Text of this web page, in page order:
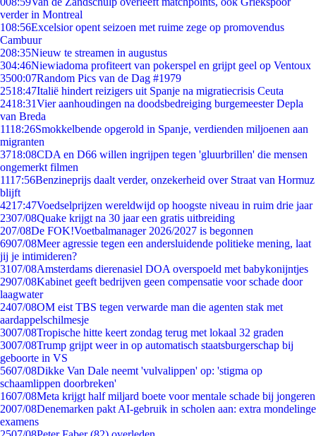
verder in Montreal
108:56Excelsior opent seizoen met ruime zege op promovendus
Cambuur
208:35Nieuw te streamen in augustus
304:46Niewiadoma profiteert van pokerspel en grijpt geel op Ventoux
3500:07Random Pics van de Dag #1979
2518:47Italië hindert reizigers uit Spanje na migratiecrisis Ceuta
2418:31Vier aanhoudingen na doodsbedreiging burgemeester Depla
van Breda
1118:26Smokkelbende opgerold in Spanje, verdienden miljoenen aan
migranten
3718:08CDA en D66 willen ingrijpen tegen 'gluurbrillen' die mensen
ongemerkt filmen
1117:56Benzineprijs daalt verder, onzekerheid over Straat van Hormuz
blijft
4217:47Voedselprijzen wereldwijd op hoogste niveau in ruim drie jaar
2307/08Quake krijgt na 30 jaar een gratis uitbreiding
207/08De FOK!Voetbalmanager 2026/2027 is begonnen
6907/08Meer agressie tegen een andersluidende politieke mening, laat
jij je intimideren?
3107/08Amsterdams dierenasiel DOA overspoeld met babykonijntjes
2907/08Kabinet geeft bedrijven geen compensatie voor schade door
laagwater
2407/08OM eist TBS tegen verwarde man die agenten stak met
aardappelschilmesje
3007/08Tropische hitte keert zondag terug met lokaal 32 graden
3007/08Trump grijpt weer in op automatisch staatsburgerschap bij
geboorte in VS
5607/08Dikke Van Dale neemt 'vulvalippen' op: 'stigma op
schaamlippen doorbreken'
1607/08Meta krijgt half miljard boete voor mentale schade bij jongeren
2007/08Denemarken pakt AI-gebruik in scholen aan: extra mondelinge
examens